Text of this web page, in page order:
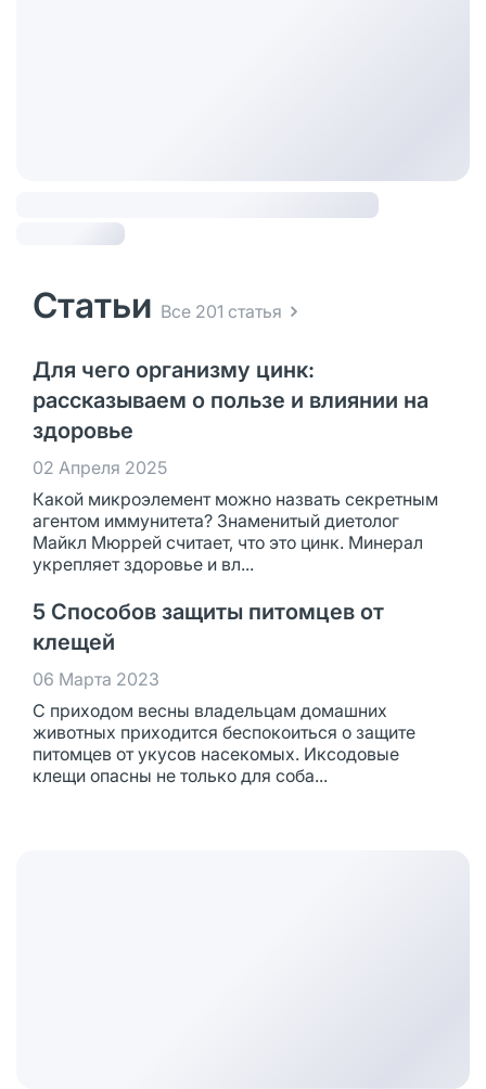
Статьи Все 201 статья
Для чего организму цинк:
рассказываем о пользе и влиянии на
здоровье
02 Апреля 2025
Какой микроэлемент можно назвать секретным
агентом иммунитета? Знаменитый диетолог
Майкл Мюррей считает, что это цинк. Минерал
укрепляет здоровье и вл...
5 Способов защиты питомцев от
клещей
06 Марта 2023
С приходом весны владельцам домашних
животных приходится беспокоиться о защите
питомцев от укусов насекомых. Иксодовые
клещи опасны не только для соба...